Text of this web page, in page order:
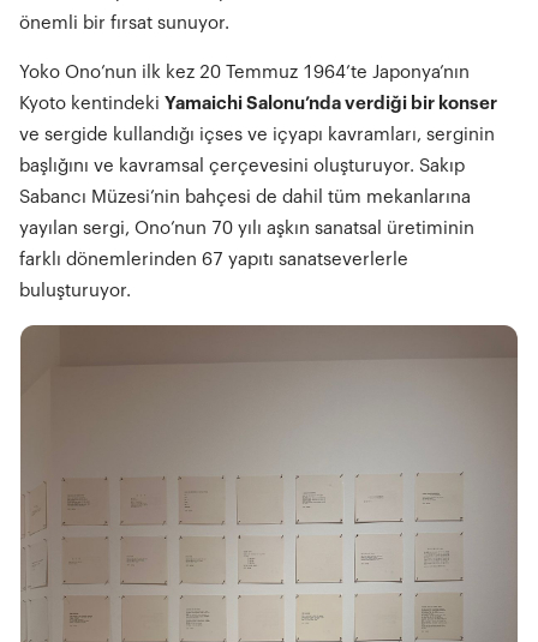
önemli bir fırsat sunuyor.
Yoko Ono’nun ilk kez 20 Temmuz 1964’te Japonya’nın
Kyoto kentindeki Yamaichi Salonu’nda verdiği bir konser
ve sergide kullandığı içses ve içyapı kavramları, serginin
başlığını ve kavramsal çerçevesini oluşturuyor. Sakıp
Sabancı Müzesi’nin bahçesi de dahil tüm mekanlarına
yayılan sergi, Ono’nun 70 yılı aşkın sanatsal üretiminin
farklı dönemlerinden 67 yapıtı sanatseverlerle
buluşturuyor.